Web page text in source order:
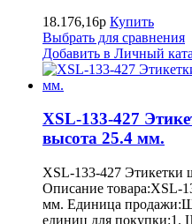
18.176,16р Купить
Выбрать для сравнения
Добавить в Личный
XSL-133-427
высота 25.4 мм.
XSL-133-427 Этикетки
Описание товара:XSL-
мм. Единица
единиц для покупки:1.